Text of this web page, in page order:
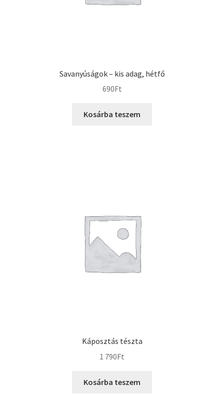
Savanyúságok – kis adag, hétfő
690Ft
Kosárba teszem
Káposztás tészta
1 790Ft
Kosárba teszem